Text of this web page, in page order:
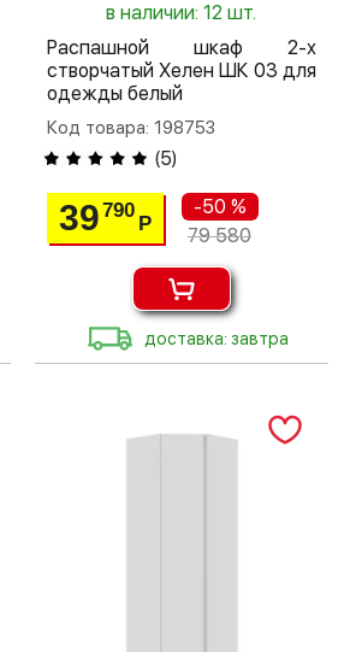
в наличии: 12 шт.
Распашной шкаф 2-х
створчатый Хелен ШК 03 для
одежды белый
Код товара: 198753
(5)
39790
Р
-50 %
79 580
доставка: завтра